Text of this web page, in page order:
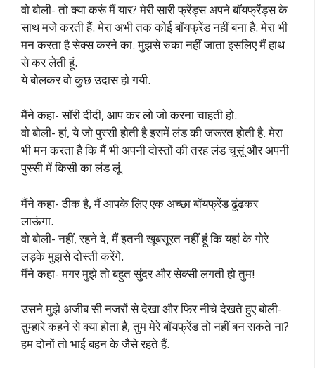
वो बोली- तो क्या करूं मैं यार? मेरी सारी फ्रेंड्स अपने बॉयफ्रेंड्स के
साथ मजे करती हैं. मेरा अभी तक कोई बॉयफ्रेंड नहीं बना है. मेरा भी
मन करता है सेक्स करने का. मुझसे रुका नहीं जाता इसलिए मैं हाथ
से कर लेती हूं.
ये बोलकर वो कुछ उदास हो गयी.
मैंने कहा- सॉरी दीदी, आप कर लो जो करना चाहती हो.
वो बोली- हां, ये जो पुस्सी होती है इसमें लंड की जरूरत होती है. मेरा
भी मन करता है कि मैं भी अपनी दोस्तों की तरह लंड चूसूं और अपनी
पुस्सी में किसी का लंड लूं.
मैंने कहा- ठीक है, मैं आपके लिए एक अच्छा बॉयफ्रेंड ढूंढकर
लाऊंगा.
वो बोली- नहीं, रहने दे, मैं इतनी खूबसूरत नहीं हूं कि यहां के गोरे
लड़के मुझसे दोस्ती करेंगे.
मैंने कहा- मगर मुझे तो बहुत सुंदर और सेक्सी लगती हो तुम!
उसने मुझे अजीब सी नजरों से देखा और फिर नीचे देखते हुए बोली-
तुम्हारे कहने से क्या होता है, तुम मेरे बॉयफ्रेंड तो नहीं बन सकते ना?
हम दोनों तो भाई बहन के जैसे रहते हैं.